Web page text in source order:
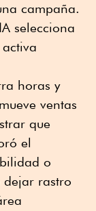
campaña.
selecciona
horas y
ventas
que
el
o
dejar rastro